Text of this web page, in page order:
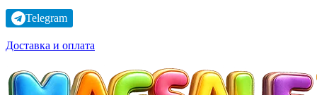
Telegram
Доставка и оплата